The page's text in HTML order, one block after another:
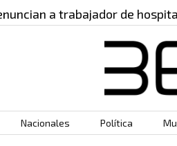
trabajador de hospital por
Nacionales Política